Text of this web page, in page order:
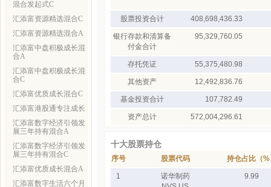
混合发起式C
汇添富资源精选混合C
汇添富资源精选混合A
汇添富中盘积极成长混
合A
汇添富中盘积极成长混
合C
汇添富优质成长混合C
汇添富港股通专注成长
汇添富数字经济引领发
展三年持有混合A
汇添富数字经济引领发
展三年持有混合C
汇添富优质成长混合A
汇添富数字生活六个月
股票投资合计 408,698,436.33
银行存款和清算备
付金合计
95,329,760.05
存托凭证 55,375,480.98
其他资产 12,492,836.76
基金投资合计 107,782.49
资产总计 572,004,296.61
十大股票持仓
序号 股票代码 持仓占比（%
1
诺华制药
9.99